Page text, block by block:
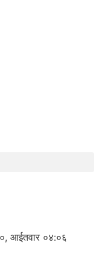
आईतवार ०४:०६